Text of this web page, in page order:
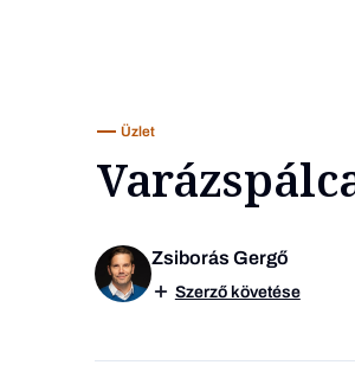
Üzlet
Zsiborás Gergő
Szerző követése